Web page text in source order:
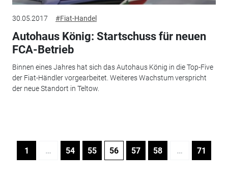
30.05.2017 #Fiat-Handel
Autohaus König: Startschuss für neuen
FCA-Betrieb
Binnen eines Jahres hat sich das Autohaus König in die Top-Five
der Fiat-Händler vorgearbeitet. Weiteres Wachstum verspricht
der neue Standort in Teltow.
1 … 54 55 56 57 58 … 71